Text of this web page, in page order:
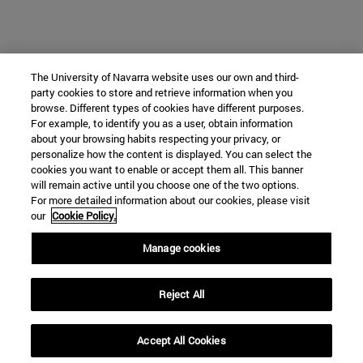
The University of Navarra website uses our own and third-
party cookies to store and retrieve information when you
browse. Different types of cookies have different purposes.
For example, to identify you as a user, obtain information
about your browsing habits respecting your privacy, or
personalize how the content is displayed. You can select the
cookies you want to enable or accept them all. This banner
will remain active until you choose one of the two options.
For more detailed information about our cookies, please visit
our Cookie Policy.
Manage cookies
Reject All
Accept All Cookies